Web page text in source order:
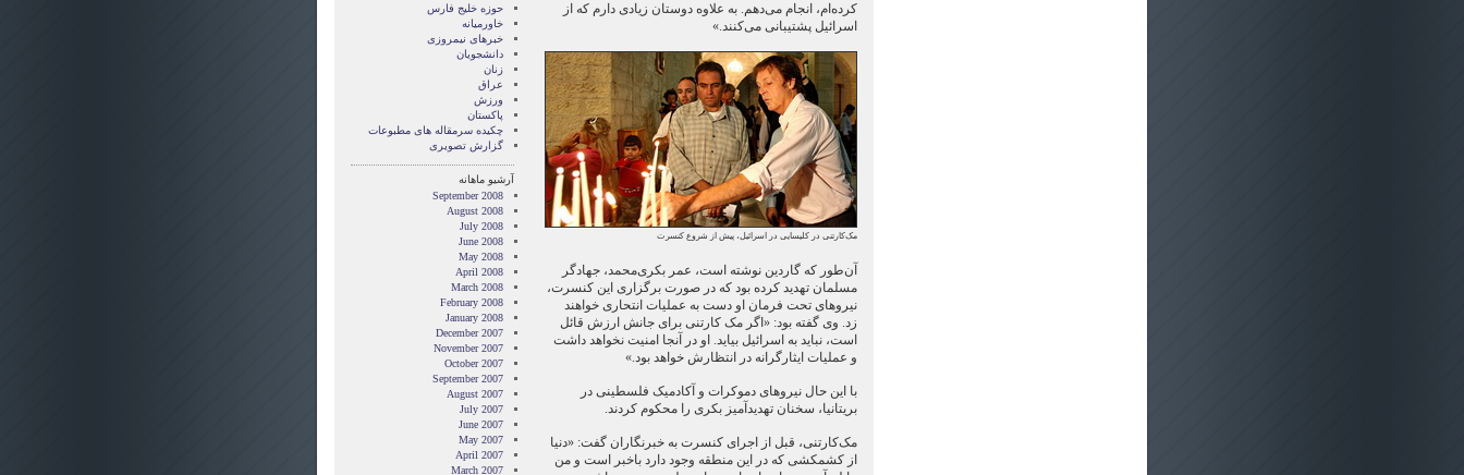
کرده‌ام، انجام می‌دهم. به علاوه دوستان زیادی دارم که از
اسرائیل پشتیبانی می‌کنند.»
مک‌کارتنی در کلیسایی در اسرائیل، پیش از شروع کنسرت
آن‌طور که گاردین نوشته است، عمر بکری‌محمد، جهادگر
مسلمان تهدید کرده بود که در صورت برگزاری این کنسرت،
نیروهای تحت فرمان او دست به عملیات انتحاری خواهند
زد. وی گفته بود: «اگر مک کارتنی برای جانش ارزش قائل
است، نباید به اسرائیل بیاید. او در آنجا امنیت نخواهد داشت
و عملیات ایثارگرانه در انتظارش خواهد بود.»
با این حال نیروهای دموکرات و آکادمیک فلسطینی در
بریتانیا، سخنان تهدیدآمیز بکری را محکوم کردند.
مک‌کارتنی، قبل از اجرای کنسرت به خبرنگاران گفت: «دنیا
از کشمکشی که در این منطقه وجود دارد باخبر است و من
حوزه خلیج فارس
خاورمیانه
خبرهای نیمروزی
دانشجویان
زنان
عراق
ورزش
پاکستان
چکیده سرمقاله های مطبوعات
گزارش تصويری
آرشیو ماهانه
September 2008
August 2008
July 2008
June 2008
May 2008
April 2008
March 2008
February 2008
January 2008
December 2007
November 2007
October 2007
September 2007
August 2007
July 2007
June 2007
May 2007
April 2007
March 2007